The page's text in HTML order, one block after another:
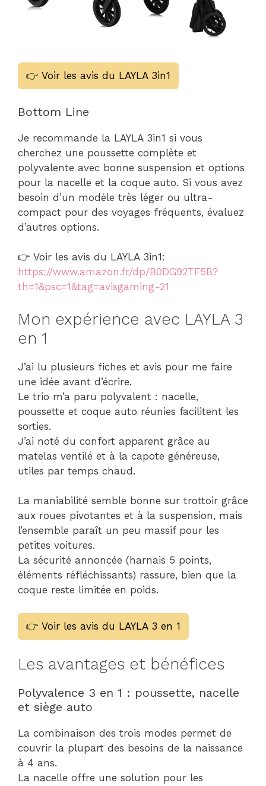
👉 Voir les avis du LAYLA 3in1
Bottom Line
Je recommande la LAYLA 3in1 si vous
cherchez une poussette complète et
polyvalente avec bonne suspension et options
pour la nacelle et la coque auto. Si vous avez
besoin d’un modèle très léger ou ultra-
compact pour des voyages fréquents, évaluez
d’autres options.
👉 Voir les avis du LAYLA 3in1:
https://www.amazon.fr/dp/B0DG92TF5B?
th=1&psc=1&tag=avisgaming-21
Mon expérience avec LAYLA 3
en 1
J’ai lu plusieurs fiches et avis pour me faire
une idée avant d’écrire.
Le trio m’a paru polyvalent : nacelle,
poussette et coque auto réunies facilitent les
sorties.
J’ai noté du confort apparent grâce au
matelas ventilé et à la capote généreuse,
utiles par temps chaud.
La maniabilité semble bonne sur trottoir grâce
aux roues pivotantes et à la suspension, mais
l’ensemble paraît un peu massif pour les
petites voitures.
La sécurité annoncée (harnais 5 points,
éléments réfléchissants) rassure, bien que la
coque reste limitée en poids.
👉 Voir les avis du LAYLA 3 en 1
Les avantages et bénéfices
Polyvalence 3 en 1 : poussette, nacelle
et siège auto
La combinaison des trois modes permet de
couvrir la plupart des besoins de la naissance
à 4 ans.
La nacelle offre une solution pour les